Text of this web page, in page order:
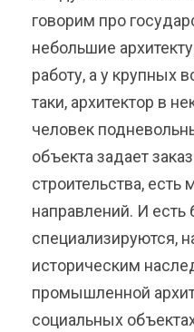
говорим про
небольшие
работу, а у крупных
таки, архитектор в
человек
объекта задает
строительства,
направлений. И есть
специализируются,
историческим
промышленной
социальных